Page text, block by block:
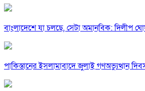
বাংলাদেশে যা চলছে, সেটা অমানবিক: দিলীপ
পাকিস্তানের ইসলামাবাদে জুলাই গণঅভ্যুত্থান